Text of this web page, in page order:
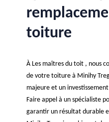
toiture
À Les maîtres du toit , nous
de votre toiture à Minihy
majeure et un
Faire appel à un spécialiste
garantir un résultat durable